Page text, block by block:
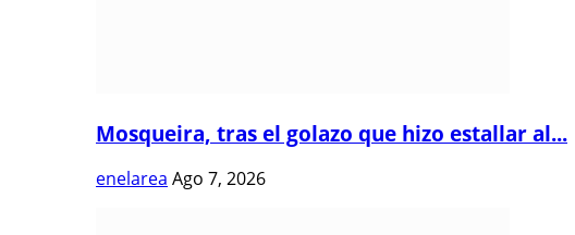
Mosqueira, tras el golazo que hizo estallar al...
enelarea Ago 7, 2026